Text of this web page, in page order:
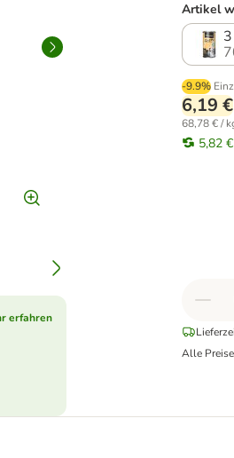
erfahren
Artikel
-9.9%
6,19 €
68,78 € /
5,82 €
Alle